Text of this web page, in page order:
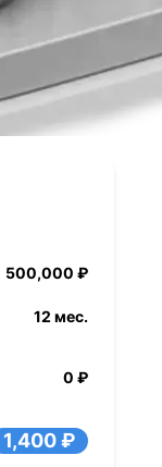
500,000 ₽
12 мес.
0 ₽
1,400 ₽